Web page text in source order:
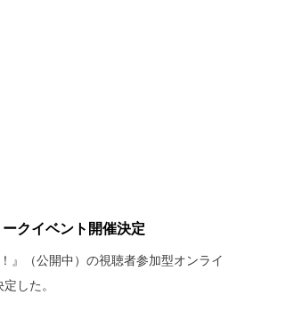
クイベント開催決定
』（公開中）の視聴者参加型オンライ
した。